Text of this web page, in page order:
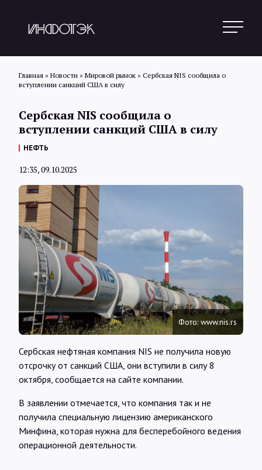
Статьи
Обзоры
Интервью
Карты
О нас
Главная » Новости » Мировой рынок » Сербская NIS сообщила о
вступлении санкций США в силу
Сербская NIS сообщила о
вступлении санкций США в силу
НЕФТЬ
12:35, 09.10.2025
Фото: www.nis.rs
Сербская нефтяная компания NIS не получила новую
отсрочку от санкций США, они вступили в силу 8
октября, сообщается на сайте компании.
В заявлении отмечается, что компания так и не
получила специальную лицензию американского
Минфина, которая нужна для бесперебойного ведения
операционной деятельности.